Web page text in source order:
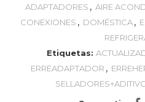
ADAPTADORES , AIRE
CONEXIONES , DOMÉSTICA ,
Etiquetas:
ERREADAPTADOR ,